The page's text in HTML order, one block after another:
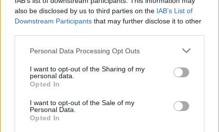
also be disclosed by us to third parties on the IAB’s List of
Downstream Participants that may further disclose it to other
Personal Data Processing Opt Outs
I want to opt-out of the Sharing of my
personal data.
Opted In
I want to opt-out of the Sale of my
Personal Data.
Opted In
vaikus: jiems kilusi grėsmė
Žinios | Lietuvos diena
00:00:30
Vaizdai iš tragiškos avarijos Vilniaus r.: dviejų moterų ir
vaiko gyvybių išgelbėti nepavyko
Žinios | Lietuvos diena
Nufilmavo, kaip patvino Vilniaus Vakarinis aplinkkelis: